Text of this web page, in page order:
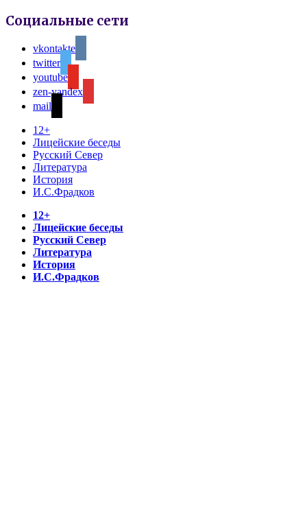
Социальные сети
vkontakte
twitter
youtube
zen-yandex
mail
12+
Лицейские беседы
Русский Север
Литература
История
И.С.Фрадков
12+
Лицейские беседы
Русский Север
Литература
История
И.С.Фрадков